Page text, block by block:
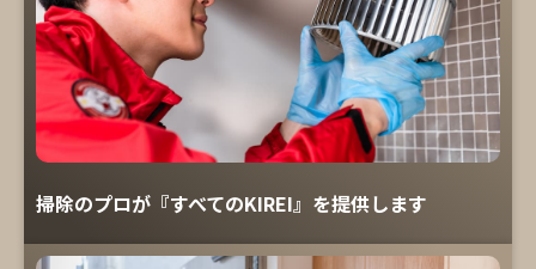
掃除のプロが『すべてのKIREI』を提供します